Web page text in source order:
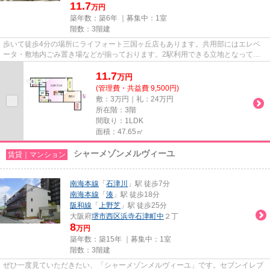
11.7万円
築年数：築6年 ｜募集中： 1室
階数：3階建
歩いて徒歩4分の場所にライフォート三国ヶ丘店もあります。共用部にはエレベ
ータ・敷地内ごみ置き場などが揃っております。2駅利用できる立地となってい
11.7万円
(管理費・共益費 9,500円)
敷：3万円｜礼：24万円
所在階：3階
間取り：1LDK
面積：47.65㎡
賃貸｜マンション シャーメゾンメルヴィーユ
南海本線 「 石津川
」駅 徒歩7分
南海本線 「 湊 」駅 徒歩18分
阪和線 「 上野芝 」駅 徒歩25分
大阪府堺市西区浜寺石津町中 ２丁
8万円
築年数：築15年 ｜募集中： 1室
階数：3階建
ぜひ一度見ていただきたい、「シャーメゾンメルヴィーユ」です。セブンイレブ